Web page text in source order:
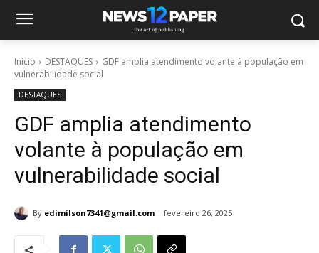
Início DESTAQUES
GDF amplia atendimento volante à população em
vulnerabilidade social
DESTAQUES
GDF amplia atendimento
volante à população em
vulnerabilidade social
By edimilson7341@gmail.com fevereiro 26, 2025